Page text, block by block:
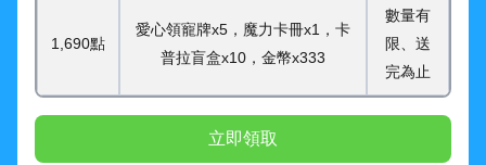
1,690點
愛心領寵牌x5，魔力卡冊x1，卡
普拉盲盒x10，金幣x333
數量有
限、送
完為止
立即領取